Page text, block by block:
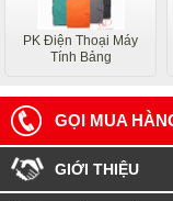
PK Điện Thoại Máy
Tính Bảng
GỌI MUA
GIỚI THIỆU